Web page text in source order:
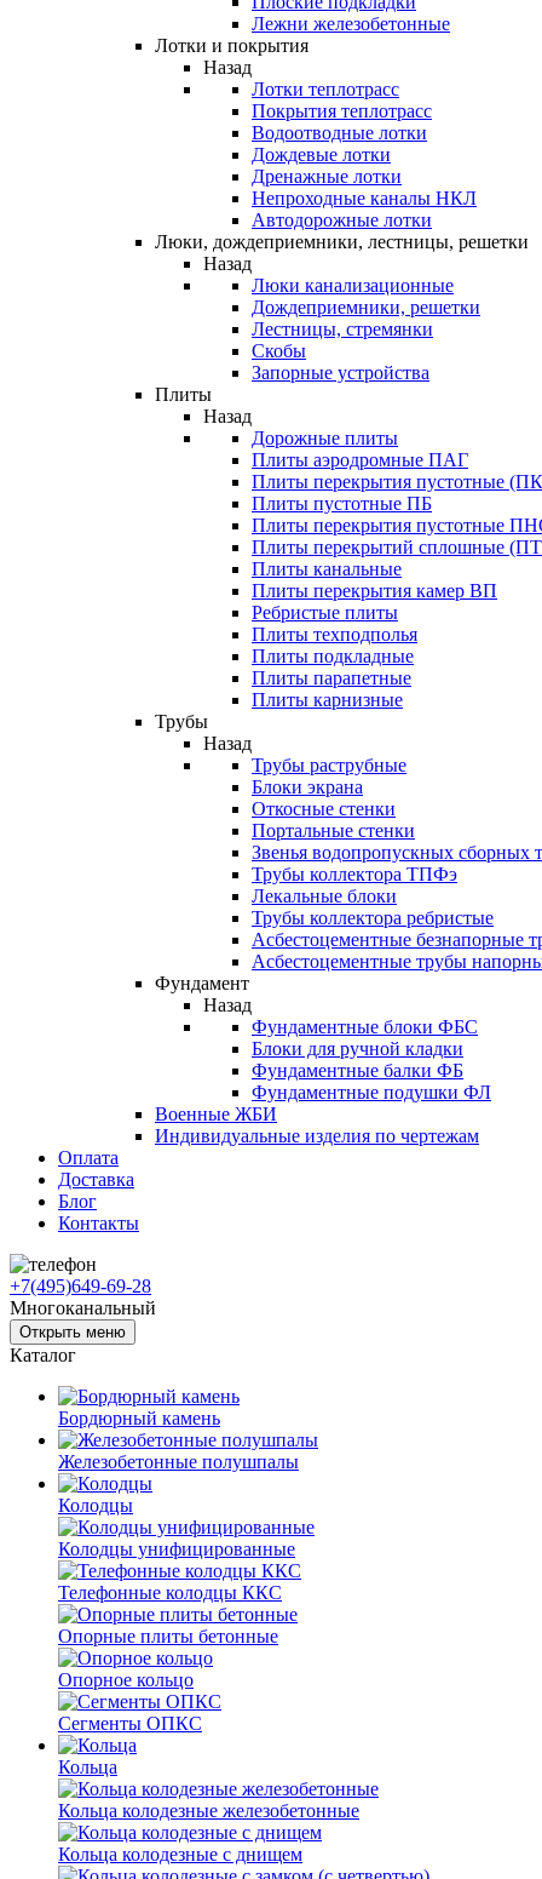
Лежни железобетонные
Лотки и покрытия
Назад
Лотки теплотрасс
Покрытия теплотрасс
Водоотводные лотки
Дождевые лотки
Дренажные лотки
Непроходные каналы НКЛ
Автодорожные лотки
Люки, дождеприемники, лестницы, решетки
Назад
Люки канализационные
Дождеприемники, решетки
Лестницы, стремянки
Скобы
Запорные устройства
Плиты
Назад
Дорожные плиты
Плиты аэродромные ПАГ
Плиты перекрытия пустотные
Плиты пустотные ПБ
Плиты перекрытия пустотные
Плиты перекрытий сплошные
Плиты канальные
Плиты перекрытия камер ВП
Ребристые плиты
Плиты техподполья
Плиты подкладные
Плиты парапетные
Плиты карнизные
Трубы
Назад
Трубы раструбные
Блоки экрана
Откосные стенки
Портальные стенки
Звенья водопропускных сборных
Трубы коллектора ТПФэ
Лекальные блоки
Трубы коллектора ребристые
Асбестоцементные безнапорные
Асбестоцементные трубы
Фундамент
Назад
Фундаментные блоки ФБС
Блоки для ручной кладки
Фундаментные балки ФБ
Фундаментные подушки ФЛ
Военные ЖБИ
Индивидуальные изделия по чертежам
Оплата
Доставка
Блог
Контакты
+7(495)649-69-28
Многоканальный
Открыть меню
Каталог
Бордюрный камень
Железобетонные полушпалы
Колодцы
Колодцы унифицированные
Телефонные колодцы ККС
Опорные плиты бетонные
Опорное кольцо
Сегменты ОПКС
Кольца
Кольца колодезные железобетонные
Кольца колодезные с днищем